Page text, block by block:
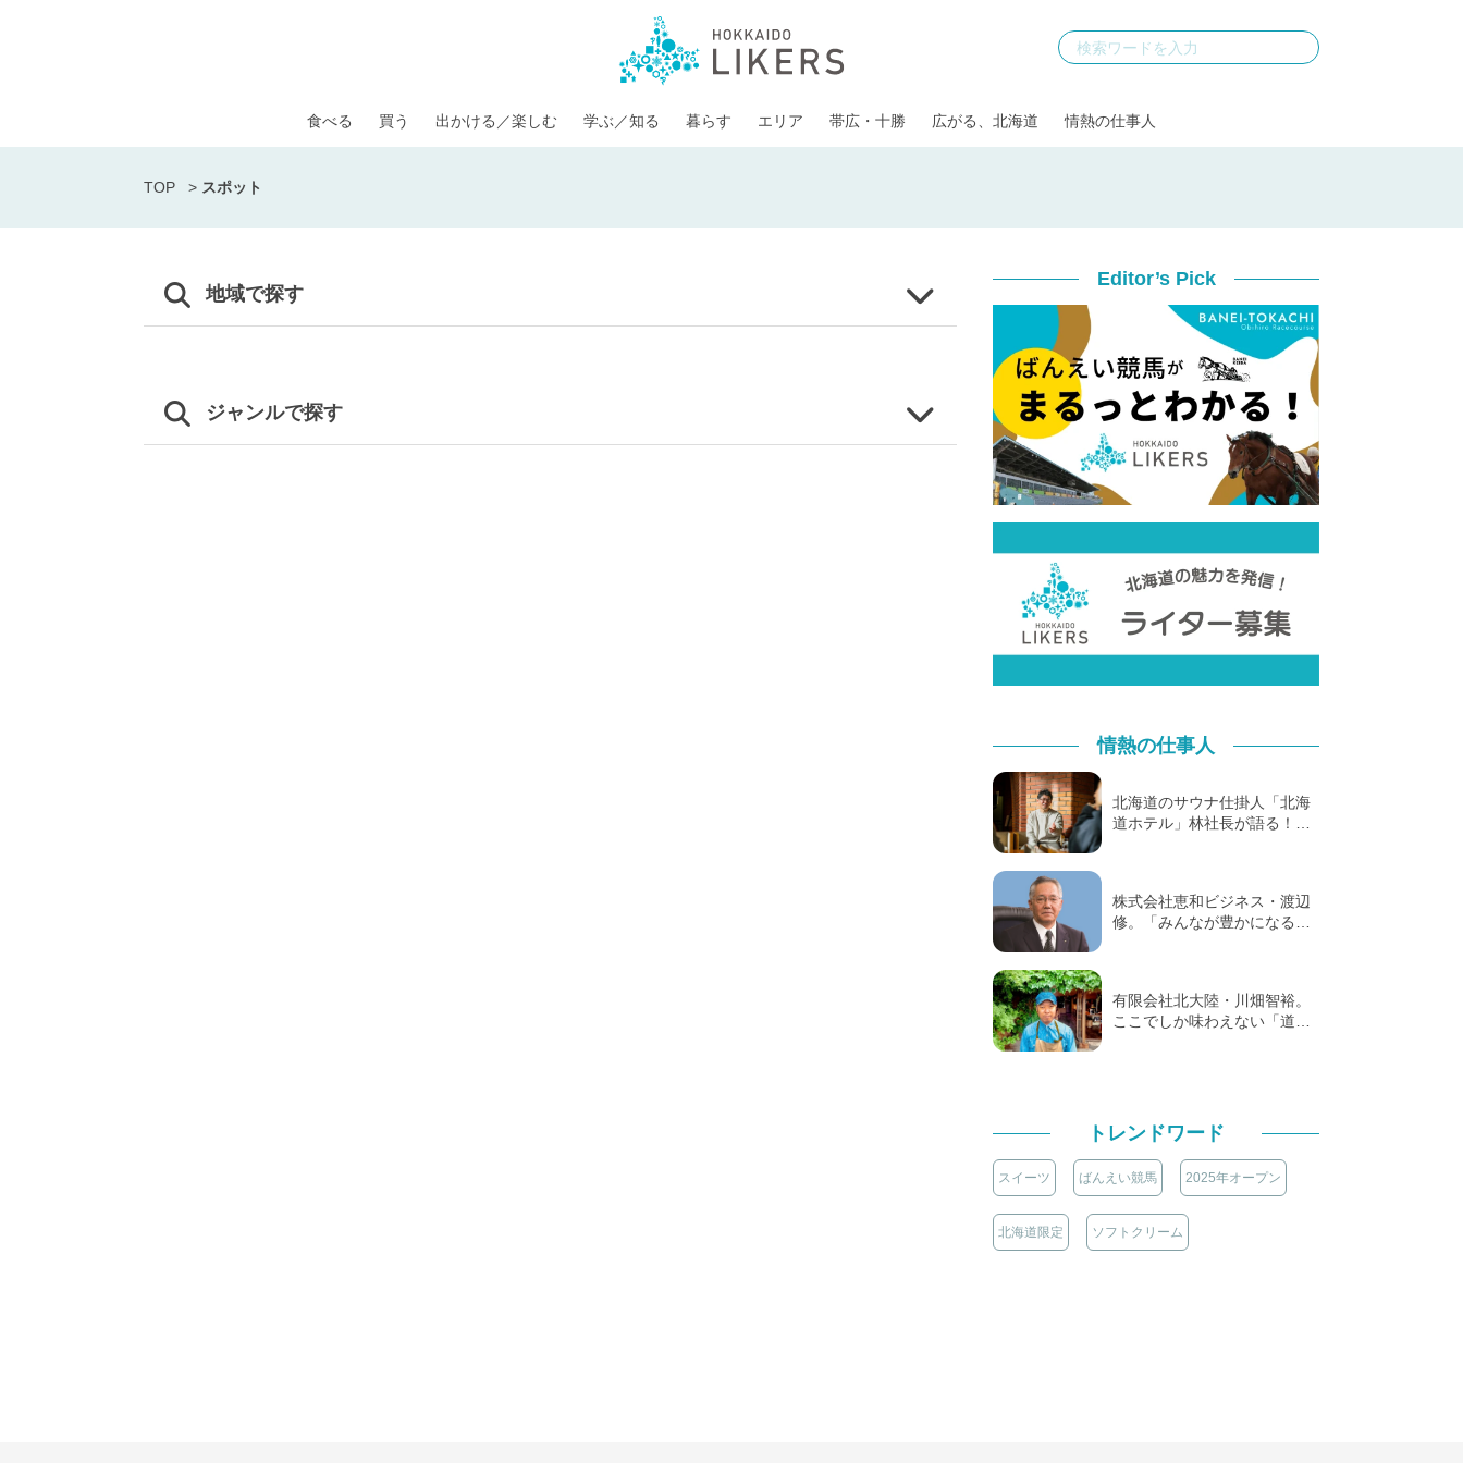
食べる 買う 出かける／楽しむ 学ぶ／知る 暮らす エリア 帯広・十勝 広がる、北海道 情熱の仕事人
TOP > スポット
地域で探す
ジャンルで探す
Editor’s Pick
情熱の仕事人
北海道のサウナ仕掛人「北海
道ホテル」林社長が語る！…
株式会社恵和ビジネス・渡辺
修。「みんなが豊かになる…
有限会社北大陸・川畑智裕。
ここでしか味わえない「道…
トレンドワード
スイーツ ばんえい競馬 2025年オープン
北海道限定 ソフトクリーム